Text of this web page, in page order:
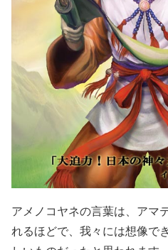
アメノコヤネの言葉は、アマ
れるほどで、我々には想像で